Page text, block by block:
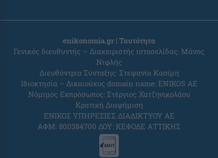
enikonomia.gr | Ταυτότητα
Γενικός διευθυντής – Διαχειριστής ιστοσελίδας: Μάνος
Νιφλής
Διευθύντρια Σύνταξης: Στεφανία Κασίμη
Ιδιοκτησία – Δικαιούχος domain name: ENIKOS AE
Νόμιμος Εκπρόσωπος: Στέργιος Χατζηνικολάου
Κρατική Διαφήμιση
ΕΝΙΚΟΣ ΥΠΗΡΕΣΙΕΣ ΔΙΑΔΙΚΤΥΟΥ ΑΕ
ΑΦΜ: 800384700 ΔΟΥ: ΚΕΦΟΔΕ ΑΤΤΙΚΗΣ